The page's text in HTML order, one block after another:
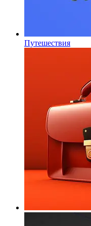
Путешествия